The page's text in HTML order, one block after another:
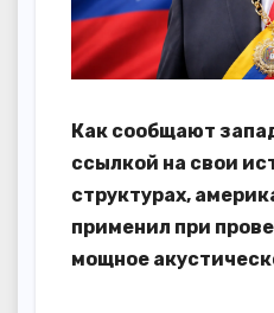
Как сообщают
ссылкой на свои
структурах,
применил при
мощное